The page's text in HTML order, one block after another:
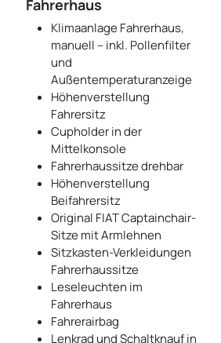
Fahrerhaus
Klimaanlage Fahrerhaus,
manuell – inkl. Pollenfilter
und
Außentemperaturanzeige
Höhenverstellung
Fahrersitz
Cupholder in der
Mittelkonsole
Fahrerhaussitze drehbar
Höhenverstellung
Beifahrersitz
Original FIAT Captainchair-
Sitze mit Armlehnen
Sitzkasten-Verkleidungen
Fahrerhaussitze
Leseleuchten im
Fahrerhaus
Fahrerairbag
Lenkrad und Schaltknauf in